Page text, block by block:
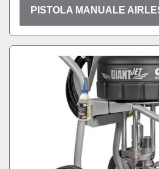
PISTOLA MANUALE